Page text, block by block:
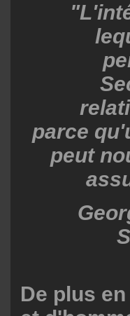
parce
peut
De plus